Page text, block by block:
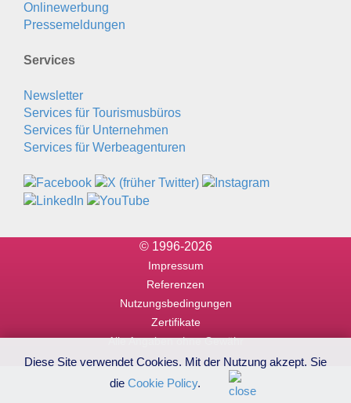
Onlinewerbung
Pressemeldungen
Services
Newsletter
Services für Tourismusbüros
Services für Unternehmen
Services für Werbeagenturen
© 1996-2026
Impressum
Referenzen
Nutzungsbedingungen
Zertifikate
Alle Angaben ohne Gewähr
Diese Site verwendet Cookies. Mit der Nutzung akzept. Sie
die Cookie Policy.